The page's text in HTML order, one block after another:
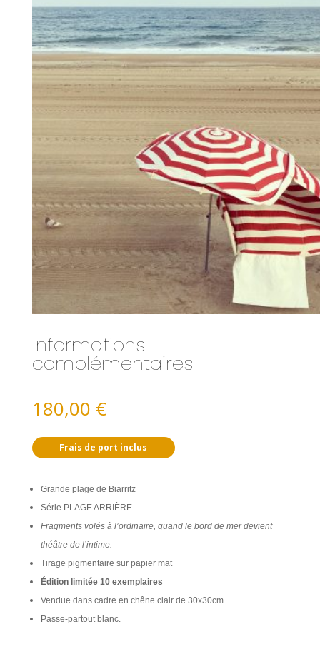
Informations
complémentaires
180,00 €
Frais de port inclus
Grande plage de Biarritz
Série PLAGE ARRIÈRE
Fragments volés à l’ordinaire, quand le bord de mer devient
théâtre de l’intime.
Tirage pigmentaire sur papier mat
Édition limitée 10 exemplaires
Vendue dans cadre en chêne clair de 30x30cm
Passe-partout blanc.